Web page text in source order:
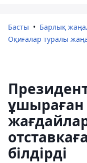
Басты
Барлық
Оқиғалар туралы
ұшыраған
білдірді